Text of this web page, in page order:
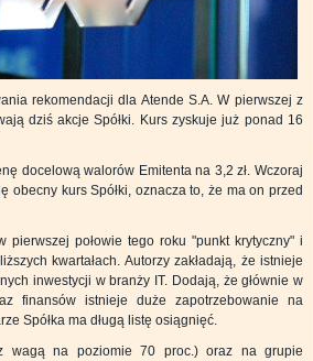
rekomendacji dla Atende S.A. W pierwszej z
dziś akcje Spółki. Kurs zyskuje już ponad 16
docelową walorów Emitenta na 3,2 zł. Wczoraj
obecny kurs Spółki, oznacza to, że ma on przed
pierwszej połowie tego roku "punkt krytyczny" i
kwartałach. Autorzy zakładają, że istnieje
inwestycji w branży IT. Dodają, że głównie w
finansów istnieje duże zapotrzebowanie na
Spółka ma długą listę osiągnięć.
wagą na poziomie 70 proc.) oraz na grupie